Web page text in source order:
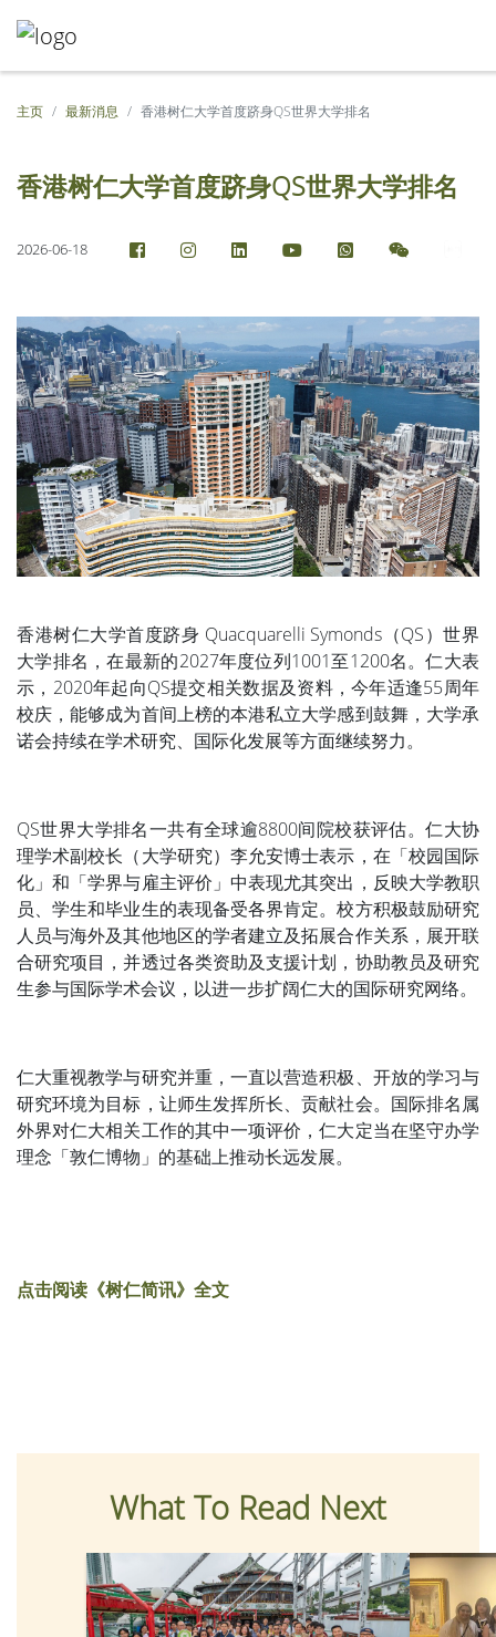
主页 最新消息 香港树仁大学首度跻身QS世界大学排名
香港树仁大学首度跻身QS世界大学排名
2026-06-18
香港树仁大学首度跻身 Quacquarelli Symonds（QS）世界
大学排名，在最新的2027年度位列1001至1200名。仁大表
示，2020年起向QS提交相关数据及资料，今年适逢55周年
校庆，能够成为首间上榜的本港私立大学感到鼓舞，大学承
诺会持续在学术研究、国际化发展等方面继续努力。
QS世界大学排名一共有全球逾8800间院校获评估。仁大协
理学术副校长（大学研究）李允安博士表示，在「校园国际
化」和「学界与雇主评价」中表现尤其突出，反映大学教职
员、学生和毕业生的表现备受各界肯定。校方积极鼓励研究
人员与海外及其他地区的学者建立及拓展合作关系，展开联
合研究项目，并透过各类资助及支援计划，协助教员及研究
生参与国际学术会议，以进一步扩阔仁大的国际研究网络。
仁大重视教学与研究并重，一直以营造积极、开放的学习与
研究环境为目标，让师生发挥所长、贡献社会。国际排名属
外界对仁大相关工作的其中一项评价，仁大定当在坚守办学
理念「敦仁博物」的基础上推动长远发展。
点击阅读《树仁简讯》全文
What To Read Next